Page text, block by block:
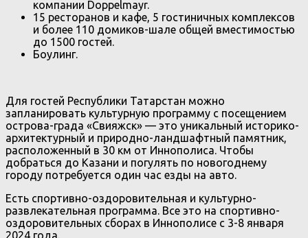
компании Doppelmayr.
15 ресторанов и кафе, 5 гостиничных комплексов
и более 110 домиков-шале общей вместимостью
до 1500 гостей.
Боулинг.
Для гостей Республики Татарстан можно
запланировать культурную программу с посещением
острова-града «Свияжск» — это уникальный историко-
архитектурный и природно-ландшафтный памятник,
расположенный в 30 км от Иннополиса. Чтобы
добраться до Казани и погулять по новогоднему
городу потребуется один час езды на авто.
Есть спортивно-оздоровительная и культурно-
развлекательная программа. Все это на спортивно-
оздоровительных сборах в Иннополисе с 3-8 января
2024 года.